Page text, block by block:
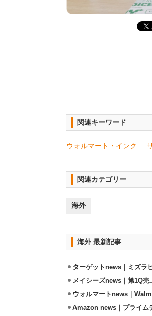
関連キーワード
ウォルマート・インク
関連カテゴリー
海外
海外 最新記事
ターゲットnews｜ミズラ
メイシーズnews｜第1Q
ウォルマートnews｜
Amazon news｜プライム